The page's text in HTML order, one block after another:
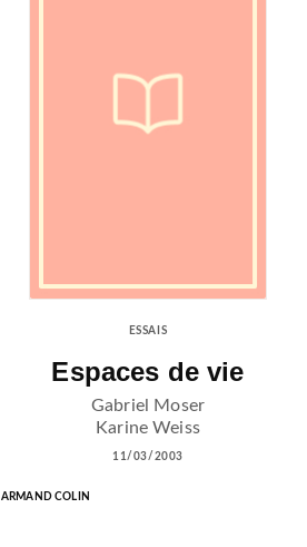
ESSAIS
Espaces de vie
Gabriel Moser
Karine Weiss
11/03/2003
ARMAND COLIN